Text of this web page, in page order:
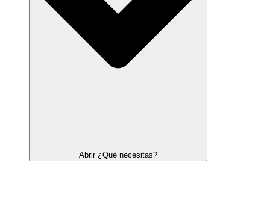
Abrir ¿Qué necesitas?